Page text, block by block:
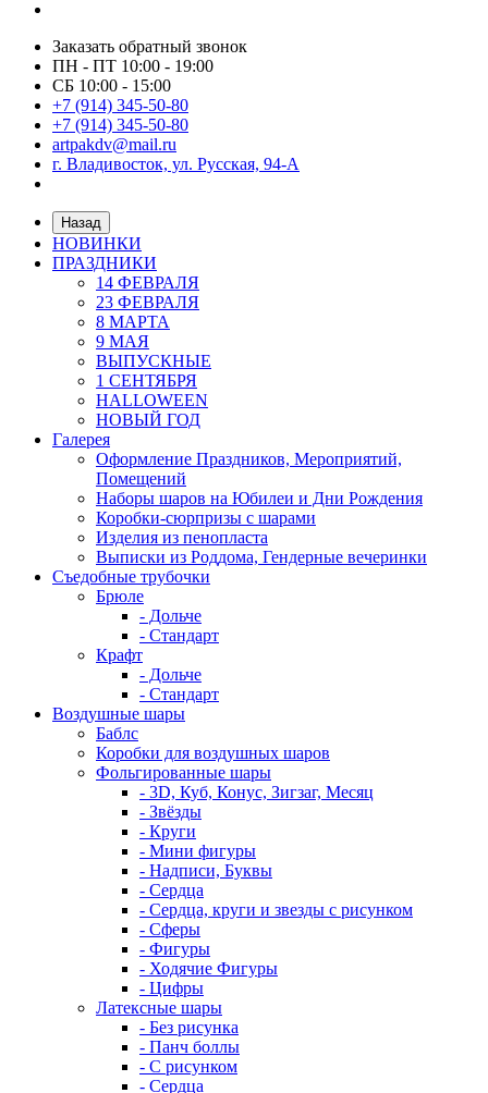
Заказать обратный звонок
ПН - ПТ 10:00 - 19:00
СБ 10:00 - 15:00
+7 (914) 345-50-80
+7 (914) 345-50-80
artpakdv@mail.ru
г. Владивосток, ул. Русская, 94-А
Назад
НОВИНКИ
ПРАЗДНИКИ
14 ФЕВРАЛЯ
23 ФЕВРАЛЯ
8 МАРТА
9 МАЯ
ВЫПУСКНЫЕ
1 СЕНТЯБРЯ
HALLOWEEN
НОВЫЙ ГОД
Галерея
Оформление Праздников, Мероприятий,
Помещений
Наборы шаров на Юбилеи и Дни Рождения
Коробки-сюрпризы с шарами
Изделия из пенопласта
Выписки из Роддома, Гендерные вечеринки
Съедобные трубочки
Брюле
- Дольче
- Стандарт
Крафт
- Дольче
- Стандарт
Воздушные шары
Баблс
Коробки для воздушных шаров
Фольгированные шары
- 3D, Куб, Конус, Зигзаг, Месяц
- Звёзды
- Круги
- Мини фигуры
- Надписи, Буквы
- Сердца
- Сердца, круги и звезды с рисунком
- Сферы
- Фигуры
- Ходячие Фигуры
- Цифры
Латексные шары
- Без рисунка
- Панч боллы
- С рисунком
- Сердца